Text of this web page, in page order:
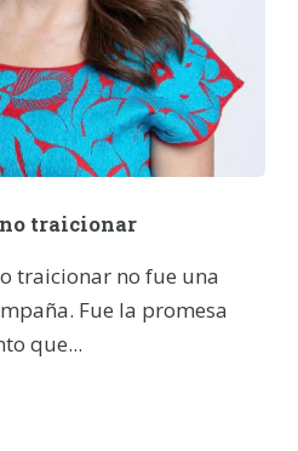
traicionar
traicionar no fue una
Fue la promesa
que...